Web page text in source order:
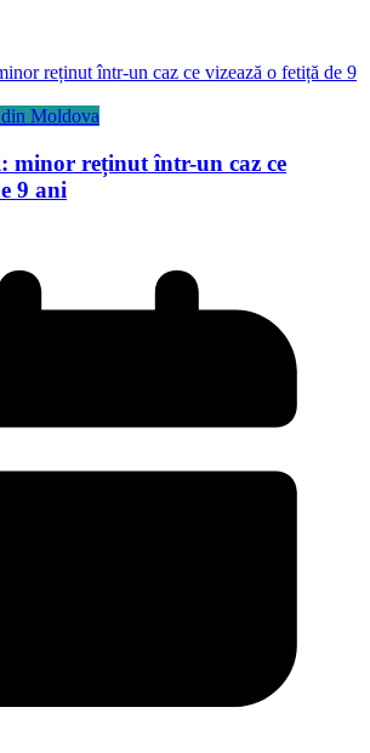
Moldova
minor reținut într-un caz ce
9 ani